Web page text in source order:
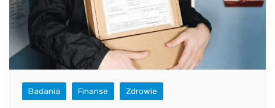
Badania Finanse Zdrowie